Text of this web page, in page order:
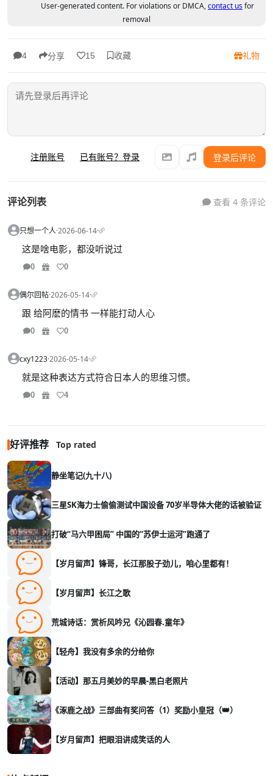
User-generated content. For violations or DMCA,contact usfor
removal
4 分享 15 收藏 礼物
注册账号 已有账号？登录 登录后评论
评论列表 查看 4 条评论
只想一个人·2026-06-14·
这是啥电影，都没听说过
0 0
偶尔回帖·2026-05-14·
跟 给阿麽的情书 一样能打动人心
0 0
cxy1223·2026-05-14·
就是这种表达方式符合日本人的思维习惯。
0 4
好评推荐 Top rated
静坐笔记(九十八)
三星SK海力士偷偷测试中国设备 70岁半导体大佬的话被验证
打破“马六甲困局” 中国的“苏伊士运河”跑通了
【岁月留声】锋哥，长江那股子劲儿，咱心里都有！
【岁月留声】长江之歌
荒城诗话：赏析风吟兄《沁园春.童年》
【轻舟】我没有多余的分给你
【活动】那五月美妙的早晨-黑白老照片
《涿鹿之战》三部曲有奖问答（1）奖励小皇冠（👑）
【岁月留声】把眼泪讲成笑话的人